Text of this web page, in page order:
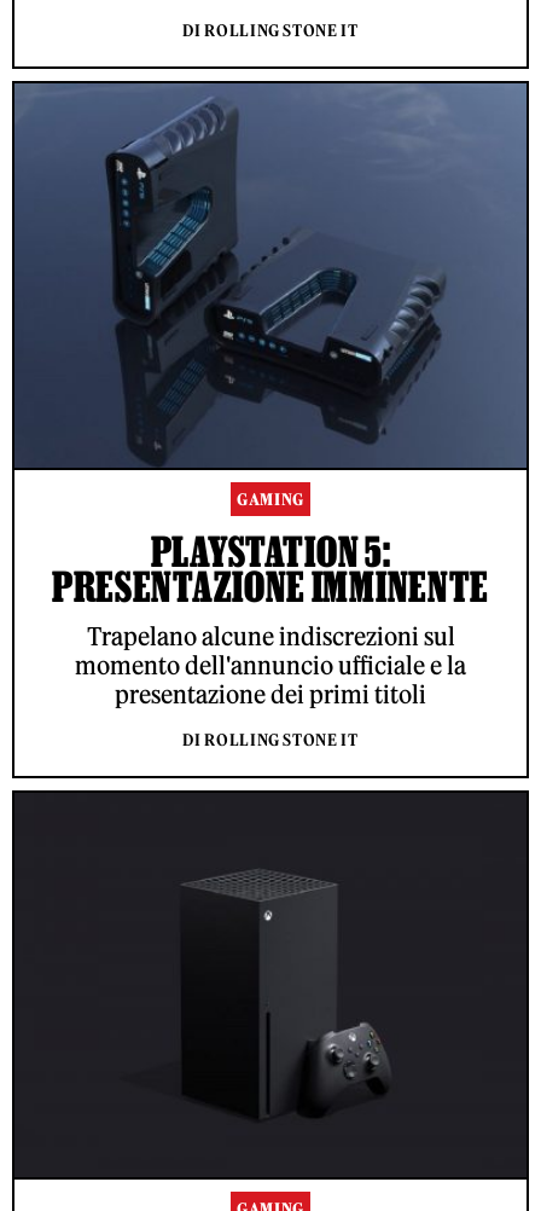
DI ROLLING STONE IT
GAMING
PLAYSTATION 5:
PRESENTAZIONE IMMINENTE
Trapelano alcune indiscrezioni sul
momento dell'annuncio ufficiale e la
presentazione dei primi titoli
DI ROLLING STONE IT